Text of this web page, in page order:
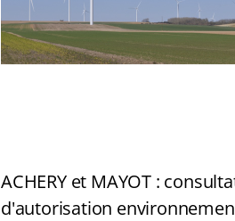
ACHERY et MAYOT :
d'autorisation